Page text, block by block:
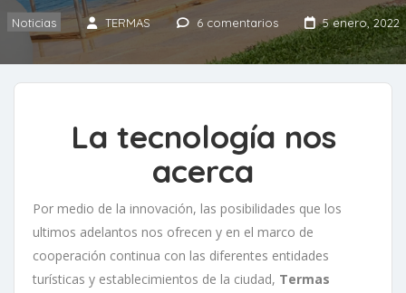
Noticias TERMAS 6 comentarios 5 enero, 2022
La tecnología nos
acerca
Por medio de la innovación, las posibilidades que los
ultimos adelantos nos ofrecen y en el marco de
cooperación continua con las diferentes entidades
turísticas y establecimientos de la ciudad, Termas